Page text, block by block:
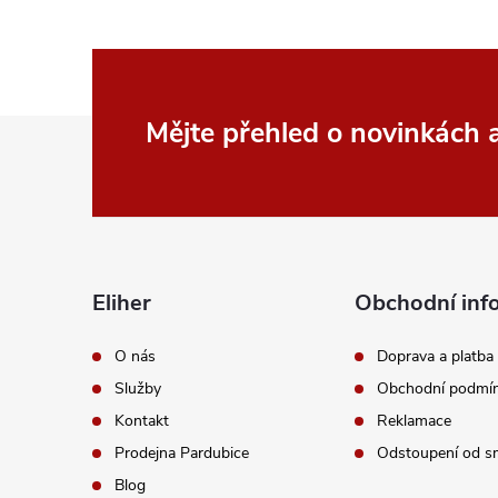
Mějte přehled o novinkách
Eliher
O nás
Služby
Kontakt
Prodejna Pardubice
Blog
Obchodní
Doprava a platba
Obchodní
Reklamace
Odstoupení od